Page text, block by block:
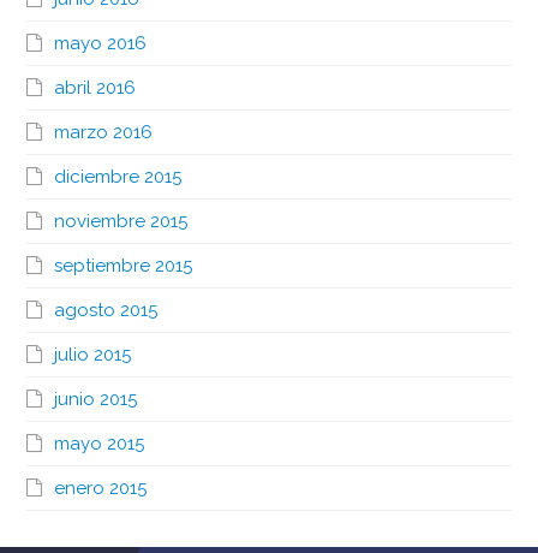
mayo 2016
abril 2016
marzo 2016
diciembre 2015
noviembre 2015
septiembre 2015
agosto 2015
julio 2015
junio 2015
mayo 2015
enero 2015